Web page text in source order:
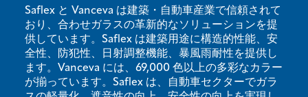
Saflex と Vanceva は建築・自動車産業で信頼されて
おり、合わせガラスの革新的なソリューションを提
供しています。Saflex は建築用途に構造的性能、安
全性、防犯性、日射調整機能、暴風雨耐性を提供し
ます。Vanceva には、69,000 色以上の多彩なカラー
が揃っています。Saflex は、自動車セクターでガラ